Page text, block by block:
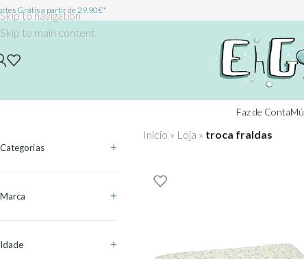
Skip to navigation
Skip to main content
Grátis a partir de 29.90€*
Faz de Conta
Categorias
Marca
Idade
Início » Loja » troca fraldas